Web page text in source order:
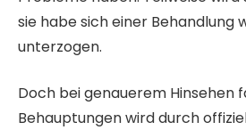
sie habe sich einer Behandlung
unterzogen.
Doch bei genauerem Hinsehen
Behauptungen wird durch